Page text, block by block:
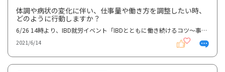
体調や病状の変化に伴い、仕事量や働き方を調整したい時、
どのように行動しますか？
6/26 14時より、IBD就労イベント「IBDとともに働き続けるコツ〜事務職編〜」が開催されます！詳細：http...
2021/6/14